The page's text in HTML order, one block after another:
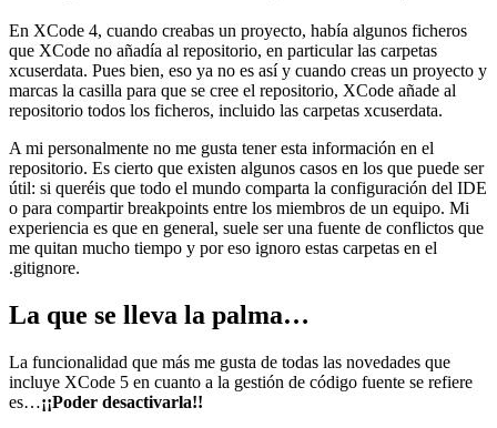
En XCode 4, cuando creabas un proyecto, había algunos ficheros
que XCode no añadía al repositorio, en particular las carpetas
xcuserdata. Pues bien, eso ya no es así y cuando creas un proyecto y
marcas la casilla para que se cree el repositorio, XCode añade al
repositorio todos los ficheros, incluido las carpetas xcuserdata.
A mi personalmente no me gusta tener esta información en el
repositorio. Es cierto que existen algunos casos en los que puede ser
útil: si queréis que todo el mundo comparta la configuración del IDE
o para compartir breakpoints entre los miembros de un equipo. Mi
experiencia es que en general, suele ser una fuente de conflictos que
me quitan mucho tiempo y por eso ignoro estas carpetas en el
.gitignore.
La que se lleva la palma…
La funcionalidad que más me gusta de todas las novedades que
incluye XCode 5 en cuanto a la gestión de código fuente se refiere
es…¡¡Poder desactivarla!!